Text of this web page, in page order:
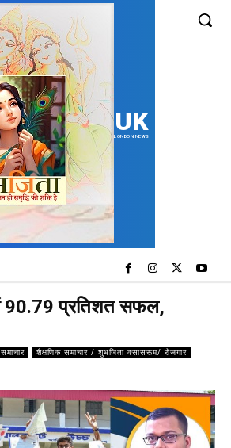
UK
LONDON NEWS
90.79 प्रतिशत सफल,
शैक्षणिक समाचार / शुभजिता क्सासरूम/ रोजगार